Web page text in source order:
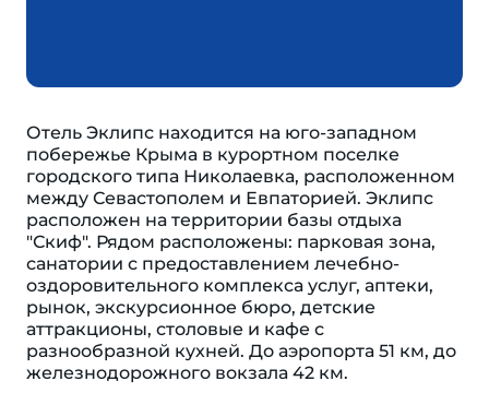
Отель Эклипс находится на юго-западном
побережье Крыма в курортном поселке
городского типа Николаевка, расположенном
между Севастополем и Евпаторией. Эклипс
расположен на территории базы отдыха
"Скиф". Рядом расположены: парковая зона,
санатории с предоставлением лечебно-
оздоровительного комплекса услуг, аптеки,
рынок, экскурсионное бюро, детские
аттракционы, столовые и кафе с
разнообразной кухней. До аэропорта 51 км, до
железнодорожного вокзала 42 км.